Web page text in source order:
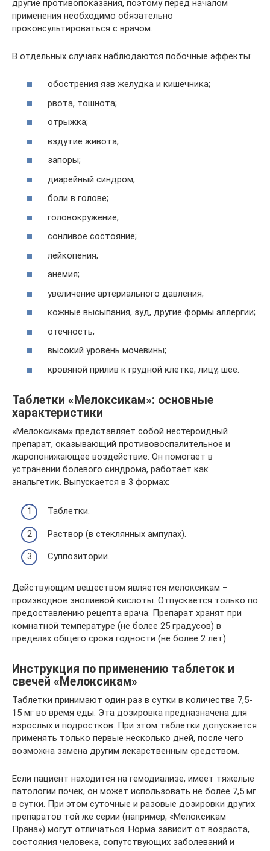
другие противопоказания, поэтому перед началом
применения необходимо обязательно
проконсультироваться с врачом.
В отдельных случаях наблюдаются побочные эффекты:
обострения язв желудка и кишечника;
рвота, тошнота;
отрыжка;
вздутие живота;
запоры;
диарейный синдром;
боли в голове;
головокружение;
сонливое состояние;
лейкопения;
анемия;
увеличение артериального давления;
кожные высыпания, зуд, другие формы аллергии;
отечность;
высокий уровень мочевины;
кровяной прилив к грудной клетке, лицу, шее.
Таблетки «Мелоксикам»: основные
характеристики
«Мелоксикам» представляет собой нестероидный
препарат, оказывающий противовоспалительное и
жаропонижающее воздействие. Он помогает в
устранении болевого синдрома, работает как
анальгетик. Выпускается в 3 формах:
Таблетки.
Раствор (в стеклянных ампулах).
Суппозитории.
Действующим веществом является мелоксикам –
производное энолиевой кислоты. Отпускается только по
предоставлению рецепта врача. Препарат хранят при
комнатной температуре (не более 25 градусов) в
пределах общего срока годности (не более 2 лет).
Инструкция по применению таблеток и
свечей «Мелоксикам»
Таблетки принимают один раз в сутки в количестве 7,5-
15 мг во время еды. Эта дозировка предназначена для
взрослых и подростков. При этом таблетки допускается
применять только первые несколько дней, после чего
возможна замена другим лекарственным средством.
Если пациент находится на гемодиализе, имеет тяжелые
патологии почек, он может использовать не более 7,5 мг
в сутки. При этом суточные и разовые дозировки других
препаратов той же серии (например, «Мелоксикам
Прана») могут отличаться. Норма зависит от возраста,
состояния человека, сопутствующих заболеваний и